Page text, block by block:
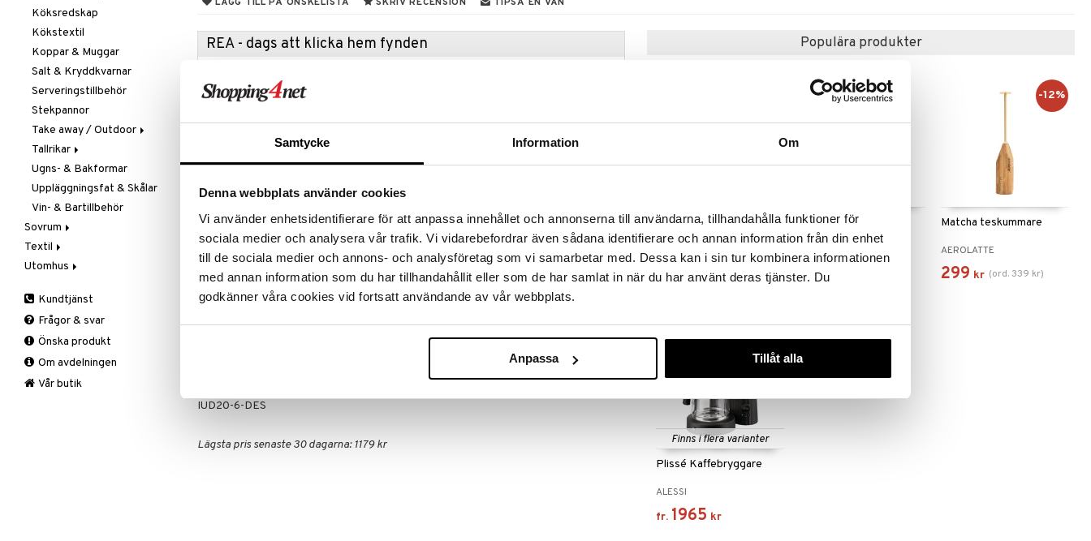
Samtycke Information Om
Denna webbplats använder cookies
Vi använder enhetsidentifierare för att anpassa innehållet och annonserna till användarna, tillhandahålla funktioner för
sociala medier och analysera vår trafik. Vi vidarebefordrar även sådana identifierare och annan information från din enhet
till de sociala medier och annons- och analysföretag som vi samarbetar med. Dessa kan i sin tur kombinera informationen
med annan information som du har tillhandahållit eller som de har samlat in när du har använt deras tjänster. Du
godkänner våra cookies vid fortsatt användande av vår webbplats.
Anpassa Tillåt alla
REA - dags att klicka hem fynden
Rean pågår fram till 31/8-2026, men var snabb - dina
favoritprodukter kan fort ta slut!
TILL REAN »
Mer än ett designval, vi är stolta över att presentera vår helt nya Moka Exclusive Full
Induction. Blandar nostalgi från det förflutna med framtidens effektivitet, från den
konventionella runda pannformen till Moka Express distinkta åttkantiga form. Med en
distinkt finish som accentuerar renheten i dess design, avslöjas varje detalj med
oöverträffad klarhet. Den porösa, sammetslena konsistensen ger en taktil känsla som
liknar värmen från keramik och förkroppsligar en känsla av noggrant hantverk. Upplev
IUD20-6-DES
Lägsta pris senaste 30 dagarna: 1179 kr
Populära produkter
Agnes Kaffepanna 1,5
liter
DORRE
296 kr
Eva Solo Tebryggare
EVA SOLO
923
Matcha teskummare
AEROLATTE
299 kr (ord. 339 kr)
-12%
Finns i flera varianter
Plissé Kaffebryggare
ALESSI
fr. 1965 kr
Knivset
Knivslipar och Brynen
Knivtillbehör
Kockknivar
Skal- & Grönsaksknivar
Skärbrädor
Specialknivar
Köksredskap
Kökstextil
Koppar & Muggar
Salt & Kryddkvarnar
Serveringstillbehör
Stekpannor
Take away / Outdoor
Flaskor
Matlådor
Termoskannor
Termosmuggar
Tallrikar
Assietter
Djupa tallrikar
Mattallrikar
Ugns- & Bakformar
Uppläggningsfat & Skålar
Vin- & Bartillbehör
Sovrum
Filtar & Plädar
Prydnadskuddar
Bäddset
Kuddar & Täcken
Lakan & Örngott
Tillbehör
Textil
Badrumstextilier
Filtar & Plädar
Kökstextilier
Mattor
Övrigt
Prydnadskuddar
Utomhus
Friluftsliv
Grill & Grilltillbehör
Krukor
Mygg- & insektsskydd
Picknick
Kundtjänst
Frågor & svar
Önska produkt
Om avdelningen
Vår butik